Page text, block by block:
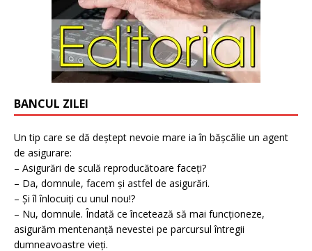
BANCUL ZILEI
Un tip care se dă deștept nevoie mare ia în bășcălie un agent
de asigurare:
– Asigurări de sculă reproducătoare faceți?
– Da, domnule, facem și astfel de asigurări.
– Și îl înlocuiți cu unul nou!?
– Nu, domnule. Îndată ce încetează să mai funcționeze,
asigurăm mentenanță nevestei pe parcursul întregii
dumneavoastre vieți.